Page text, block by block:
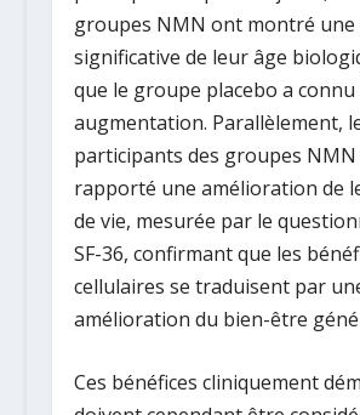
groupes NMN ont montré une
significative de leur âge
que le groupe placebo a connu
augmentation. Parallèlement,
participants des groupes
rapporté une amélioration de
de vie, mesurée par le
SF-36, confirmant que les
cellulaires se traduisent par
amélioration du bien-être
Ces bénéfices cliniquement